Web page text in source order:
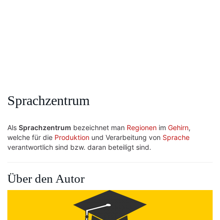
Sprachzentrum
Als Sprachzentrum bezeichnet man Regionen im Gehirn,
welche für die Produktion und Verarbeitung von Sprache
verantwortlich sind bzw. daran beteiligt sind.
Über den Autor